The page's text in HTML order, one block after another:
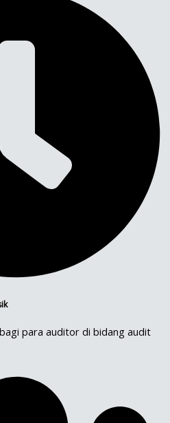
para auditor di bidang audit